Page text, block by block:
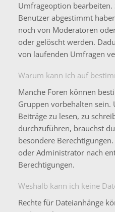
Umfrageoption
Benutzer abgestimmt
noch von Moderatoren
oder gelöscht werden.
von laufenden Umfragen
Warum kann ich auf
Manche Foren können
Gruppen vorbehalten sein.
Beiträge zu lesen, zu
durchzuführen, brauchst
besondere
oder Administrator nach
Berechtigungen.
Weshalb kann ich keine
Rechte für Dateianhänge